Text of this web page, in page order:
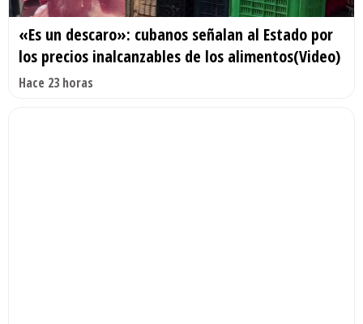
«Es un descaro»: cubanos señalan al Estado por
los precios inalcanzables de los alimentos(Video)
Hace 23 horas